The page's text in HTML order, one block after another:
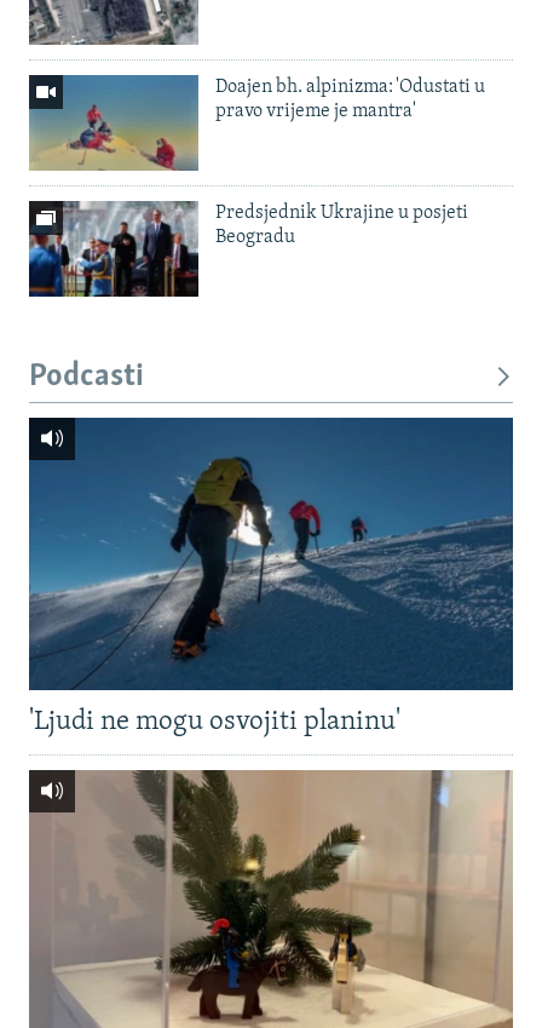
Doajen bh. alpinizma: 'Odustati u
pravo vrijeme je mantra'
Predsjednik Ukrajine u posjeti
Beogradu
Podcasti
'Ljudi ne mogu osvojiti planinu'